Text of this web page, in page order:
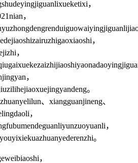
，
，
，
，
，
。
、xiangguanjineng、
，
，
。
，